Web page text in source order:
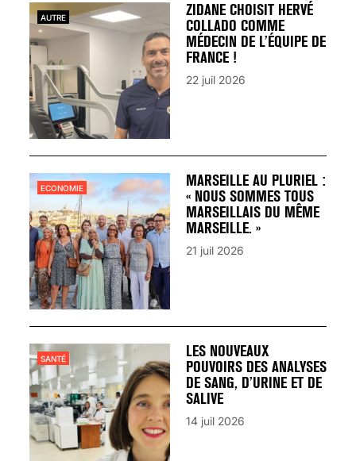
ZIDANE CHOISIT HERVÉ
COLLADO COMME
MÉDECIN DE L’ÉQUIPE DE
FRANCE !
AUTRE
22 juil 2026
MARSEILLE AU PLURIEL :
« NOUS SOMMES TOUS
MARSEILLAIS DU MÊME
MARSEILLE. »
ECONOMIE
21 juil 2026
LES NOUVEAUX
POUVOIRS DES ANALYSES
DE SANG, D’URINE ET DE
SALIVE
SANTÉ
14 juil 2026